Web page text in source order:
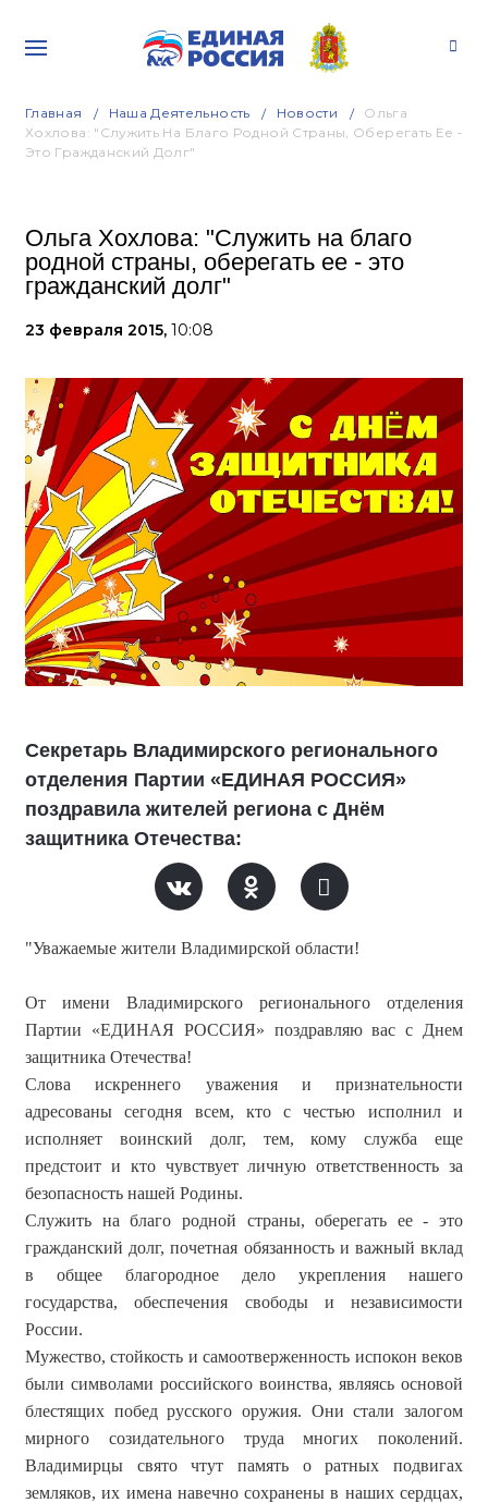
Главная Наша Деятельность Новости
Ольга
Хохлова: "Служить На Благо Родной Страны, Оберегать Ее ‑
Это Гражданский Долг"
Ольга Хохлова: "Служить на благо
родной страны, оберегать ее ‑ это
гражданский долг"
23 февраля 2015, 10:08
Секретарь Владимирского регионального
отделения Партии «ЕДИНАЯ РОССИЯ»
поздравила жителей региона с Днём
защитника Отечества:
"Уважаемые жители Владимирской области!
От имени Владимирского регионального отделения
Партии «ЕДИНАЯ РОССИЯ» поздравляю вас с Днем
защитника Отечества!
Слова искреннего уважения и признательности
адресованы сегодня всем, кто с честью исполнил и
исполняет воинский долг, тем, кому служба еще
предстоит и кто чувствует личную ответственность за
безопасность нашей Родины.
Служить на благо родной страны, оберегать ее ‑ это
гражданский долг, почетная обязанность и важный вклад
в общее благородное дело укрепления нашего
государства, обеспечения свободы и независимости
России.
Мужество, стойкость и самоотверженность испокон веков
были символами российского воинства, являясь основой
блестящих побед русского оружия. Они стали залогом
мирного созидательного труда многих поколений.
Владимирцы свято чтут память о ратных подвигах
земляков, их имена навечно сохранены в наших сердцах,